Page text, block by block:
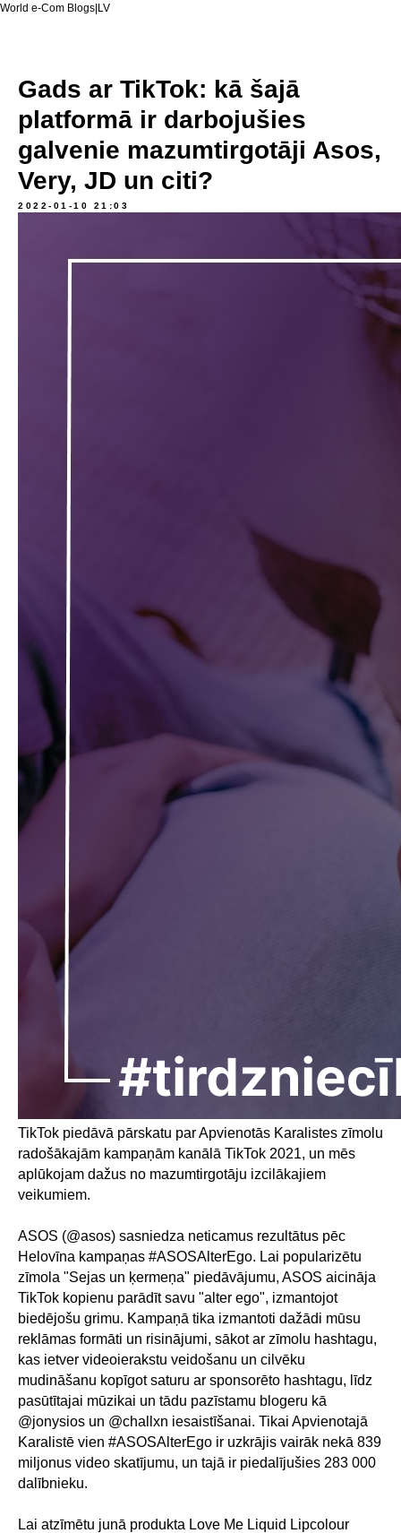
World e-Com Blogs|LV
Gads ar TikTok: kā šajā
platformā ir darbojušies
galvenie mazumtirgotāji Asos,
Very, JD un citi?
2022-01-10 21:03
TikTok piedāvā pārskatu par Apvienotās Karalistes zīmolu
radošākajām kampaņām kanālā TikTok 2021, un mēs
aplūkojam dažus no mazumtirgotāju izcilākajiem
veikumiem.
ASOS (@asos) sasniedza neticamus rezultātus pēc
Helovīna kampaņas #ASOSAlterEgo. Lai popularizētu
zīmola "Sejas un ķermeņa" piedāvājumu, ASOS aicināja
TikTok kopienu parādīt savu "alter ego", izmantojot
biedējošu grimu. Kampaņā tika izmantoti dažādi mūsu
reklāmas formāti un risinājumi, sākot ar zīmolu hashtagu,
kas ietver videoierakstu veidošanu un cilvēku
mudināšanu kopīgot saturu ar sponsorēto hashtagu, līdz
pasūtītajai mūzikai un tādu pazīstamu blogeru kā
@jonysios un @challxn iesaistīšanai. Tikai Apvienotajā
Karalistē vien #ASOSAlterEgo ir uzkrājis vairāk nekā 839
miljonus video skatījumu, un tajā ir piedalījušies 283 000
dalībnieku.
Lai atzīmētu junā produkta Love Me Liquid Lipcolour